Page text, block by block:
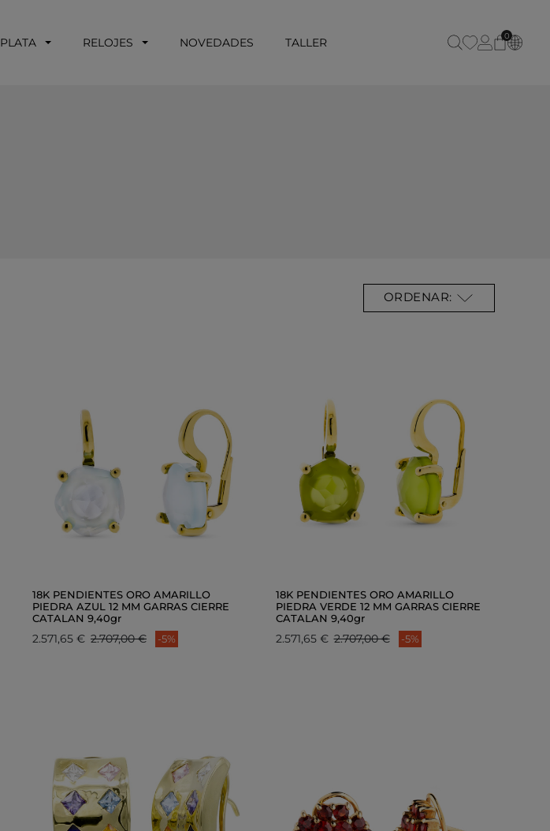
PLATA RELOJES NOVEDADES TALLER 0
ORDENAR:
18K PENDIENTES ORO AMARILLO
PIEDRA AZUL 12 MM GARRAS CIERRE
CATALAN 9,40gr
2.571,65 € 2.707,00 € -5%
18K PENDIENTES ORO AMARILLO
PIEDRA VERDE 12 MM GARRAS CIERRE
CATALAN 9,40gr
2.571,65 € 2.707,00 € -5%